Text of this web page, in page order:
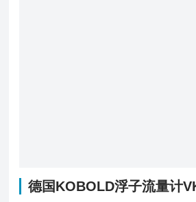
德国KOBOLD浮子流量计